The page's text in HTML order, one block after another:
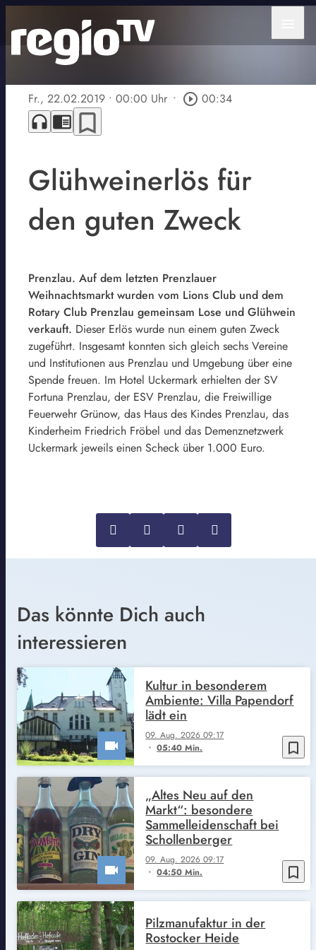
Fr., 22.02.2019 • 00:00 Uhr • play_circle_outline 00:34
headphones chrome_reader_mode bookmark_border
Glühweinerlös für
den guten Zweck
Prenzlau. Auf dem letzten Prenzlauer
Weihnachtsmarkt wurden vom Lions Club und dem
Rotary Club Prenzlau gemeinsam Lose und Glühwein
verkauft. Dieser Erlös wurde nun einem guten Zweck
zugeführt. Insgesamt konnten sich gleich sechs Vereine
und Institutionen aus Prenzlau und Umgebung über eine
Spende freuen. Im Hotel Uckermark erhielten der SV
Fortuna Prenzlau, der ESV Prenzlau, die Freiwillige
Feuerwehr Grünow, das Haus des Kindes Prenzlau, das
Kinderheim Friedrich Fröbel und das Demenznetzwerk
Uckermark jeweils einen Scheck über 1.000 Euro.
Das könnte Dich auch
interessieren
bookmark_border
09. Aug. 2026 09:17
05:40 Min.
Kultur in besonderem
Ambiente: Villa Papendorf
lädt ein
bookmark_border
09. Aug. 2026 09:17
04:50 Min.
„Altes Neu auf den
Markt“: besondere
Sammelleidenschaft bei
Schollenberger
Pilzmanufaktur in der
Rostocker Heide